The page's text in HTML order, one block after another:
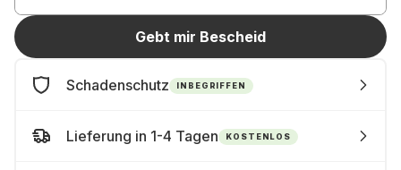
Gebt mir Bescheid
Schadenschutz INBEGRIFFEN
Lieferung in 1-4 Tagen KOSTENLOS